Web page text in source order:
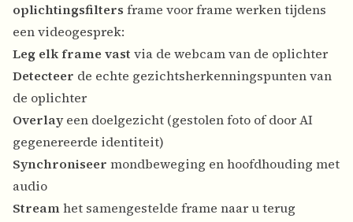
oplichtingsfilters frame voor frame werken tijdens
een videogesprek:
Leg elk frame vast via de webcam van de oplichter
Detecteer de echte gezichtsherkenningspunten van
de oplichter
Overlayeen doelgezicht (gestolen foto of door AI
gegenereerde identiteit)
Synchroniseer mondbeweging en hoofdhouding met
audio
Streamhet samengestelde frame naar u terug